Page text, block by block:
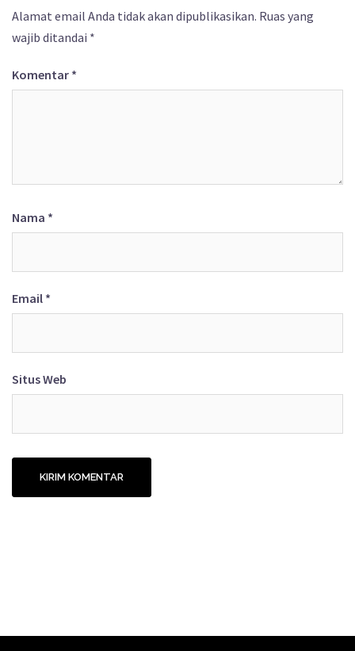
Alamat email Anda tidak akan dipublikasikan. Ruas yang
wajib ditandai *
Komentar *
Nama *
Email *
Situs Web